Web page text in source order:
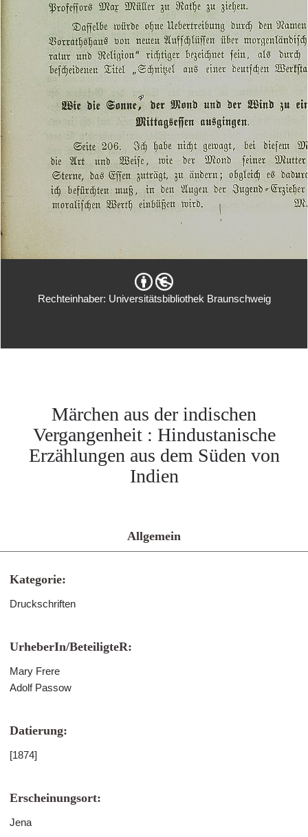
Rechteinhaber: Universitätsbibliothek Braunschweig
Märchen aus der indischen
Vergangenheit : Hindustanische
Erzählungen aus dem Süden von
Indien
Allgemein
Kategorie:
Druckschriften
UrheberIn/BeteiligteR:
Mary Frere
Adolf Passow
Datierung:
[1874]
Erscheinungsort:
Jena